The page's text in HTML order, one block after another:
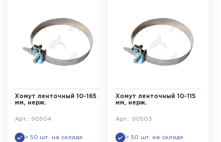
Хомут ленточный 10-165
мм, нерж.
Арт.: 90504
> 50 шт. на складе
Хомут ленточный 10-115
мм, нерж.
Арт.: 90503
> 50 шт. на складе